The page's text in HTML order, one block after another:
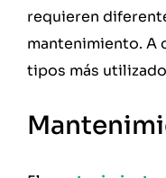
requieren
mantenimiento. A
tipos más